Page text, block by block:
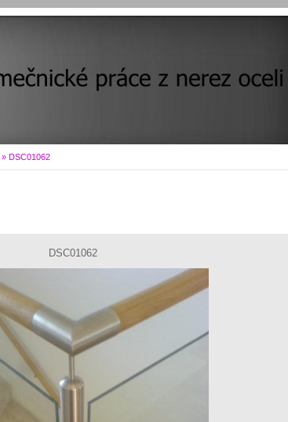
» DSC01062
DSC01062